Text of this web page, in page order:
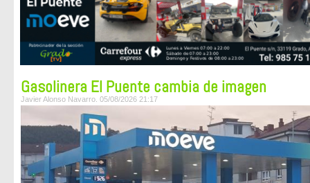
Gasolinera El Puente cambia de imagen
Javier Alonso Navarro. 05/08/2026 21:17